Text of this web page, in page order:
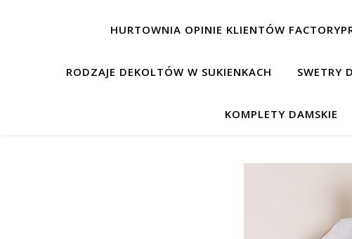
HURTOWNIA OPINIE KLIENTÓW
RODZAJE DEKOLTÓW W SUKIENKACH SWETRY
KOMPLETY DAMSKIE